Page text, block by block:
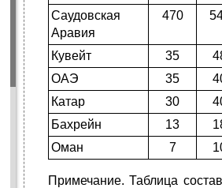
Саудовская
Аравия
470
Кувейт 35
ОАЭ
35
Катар
30
Бахрейн
13
Оман
7
Примечание. Таблица